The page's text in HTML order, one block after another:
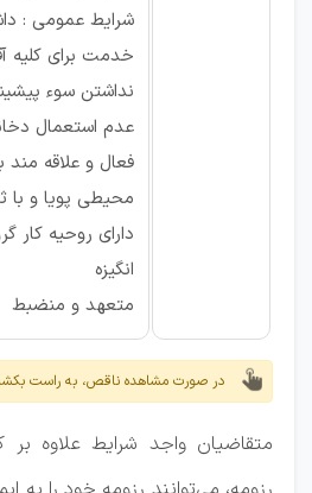
شرایط عمومی :
خدمت برای کلیه
نداشتن سوء
عدم استعمال
فعال و علاقه مند
محیطی پویا و با
دارای روحیه کار
انگیزه
متعهد و منضبط
در صورت مشاهده ناقص، به راست
متقاضیان واجد شرایط علاوه